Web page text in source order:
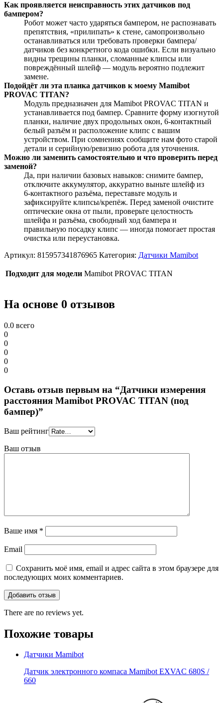
Как проявляется неисправность этих датчиков под
бампером?
Робот может часто ударяться бампером, не распознавать
препятствия, «прилипать» к стене, самопроизвольно
останавливаться или требовать проверки бампера/
датчиков без конкретного кода ошибки. Если визуально
видны трещины планки, сломанные клипсы или
повреждённый шлейф — модуль вероятно подлежит
замене.
Подойдёт ли эта планка датчиков к моему Mamibot
PROVAC TITAN?
Модуль предназначен для Mamibot PROVAC TITAN и
устанавливается под бампер. Сравните форму изогнутой
планки, наличие двух продольных окон, 6‑контактный
белый разъём и расположение клипс с вашим
устройством. При сомнениях сообщите нам фото старой
детали и серийную/ревизию робота для уточнения.
Можно ли заменить самостоятельно и что проверить перед
заменой?
Да, при наличии базовых навыков: снимите бампер,
отключите аккумулятор, аккуратно выньте шлейф из
6‑контактного разъёма, переставьте модуль и
зафиксируйте клипсы/крепёж. Перед заменой очистите
оптические окна от пыли, проверьте целостность
шлейфа и разъёма, свободный ход бампера и
правильную посадку клипс — иногда помогает простая
очистка или переустановка.
Артикул: 815957341876965 Категория: Датчики Mamibot
Подходит для модели Mamibot PROVAC TITAN
На основе 0 отзывов
0.0 всего
0
0
0
0
0
Оставь отзыв первым на “Датчики измерения
расстояния Mamibot PROVAC TITAN (под
бампер)”
Ваш рейтинг
Ваш отзыв
Ваше имя *
Email
Сохранить моё имя, email и адрес сайта в этом браузере для
последующих моих комментариев.
There are no reviews yet.
Похожие товары
Датчики Mamibot
Датчик электронного компаса Mamibot EXVAC 680S /
660